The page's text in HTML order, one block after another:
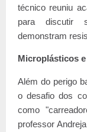
técnico reuniu
para discutir
demonstram
Microplásticos
Além do perigo
o desafio dos
como
professor